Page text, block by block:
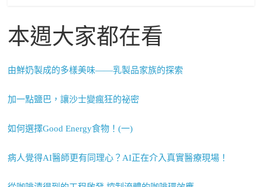
本週大家都在看
由鮮奶製成的多樣美味——乳製品家族的探索
加一點鹽巴，讓沙士變瘋狂的祕密
如何選擇Good Energy食物！(一)
病人覺得AI醫師更有同理心？AI正在介入真實醫療現場！